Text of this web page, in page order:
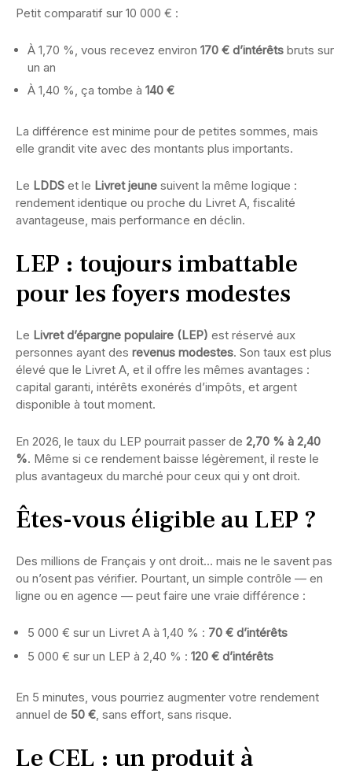
Petit comparatif sur 10 000 € :
À 1,70 %, vous recevez environ 170 € d’intérêts bruts sur
un an
À 1,40 %, ça tombe à 140 €
La différence est minime pour de petites sommes, mais
elle grandit vite avec des montants plus importants.
Le LDDS et le Livret jeune suivent la même logique :
rendement identique ou proche du Livret A, fiscalité
avantageuse, mais performance en déclin.
LEP : toujours imbattable
pour les foyers modestes
Le Livret d’épargne populaire (LEP) est réservé aux
personnes ayant des revenus modestes. Son taux est plus
élevé que le Livret A, et il offre les mêmes avantages :
capital garanti, intérêts exonérés d’impôts, et argent
disponible à tout moment.
En 2026, le taux du LEP pourrait passer de 2,70 % à 2,40
%. Même si ce rendement baisse légèrement, il reste le
plus avantageux du marché pour ceux qui y ont droit.
Êtes-vous éligible au LEP ?
Des millions de Français y ont droit… mais ne le savent pas
ou n’osent pas vérifier. Pourtant, un simple contrôle — en
ligne ou en agence — peut faire une vraie différence :
5 000 € sur un Livret A à 1,40 % : 70 € d’intérêts
5 000 € sur un LEP à 2,40 % : 120 € d’intérêts
En 5 minutes, vous pourriez augmenter votre rendement
annuel de 50 € , sans effort, sans risque.
Le CEL : un produit à